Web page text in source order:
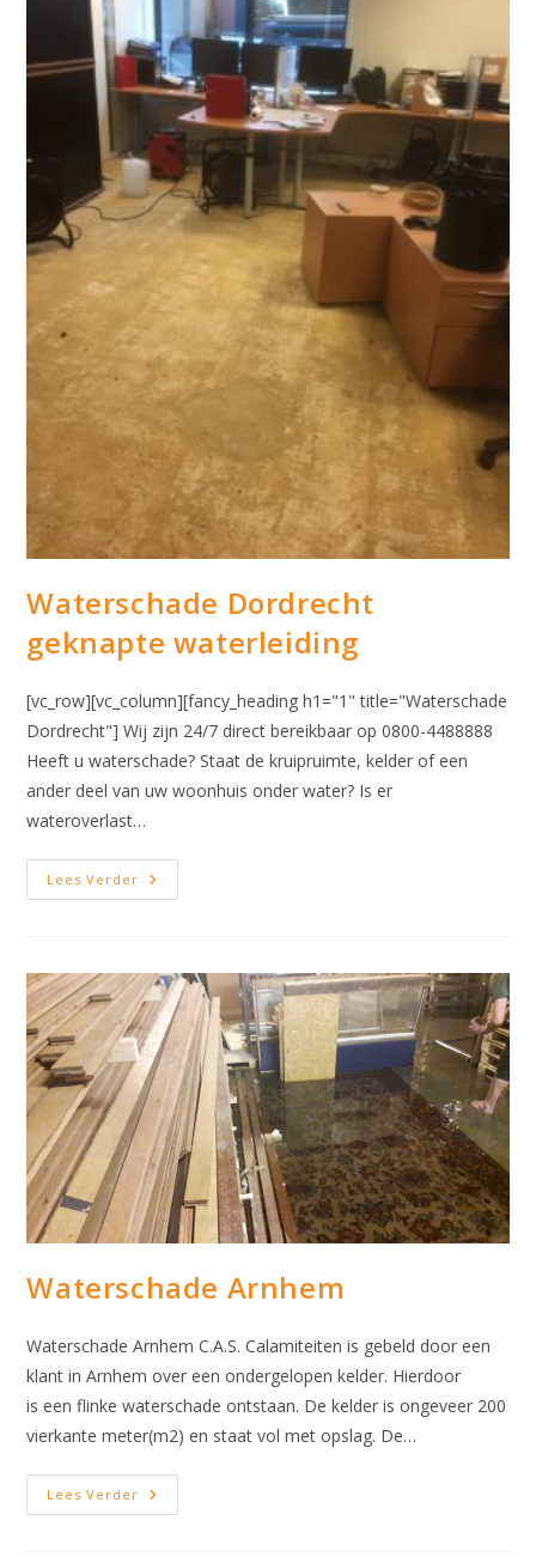
Waterschade Dordrecht
geknapte waterleiding
[vc_row][vc_column][fancy_heading h1="1" title="Waterschade
Dordrecht"] Wij zijn 24/7 direct bereikbaar op 0800-4488888
Heeft u waterschade? Staat de kruipruimte, kelder of een
ander deel van uw woonhuis onder water? Is er
wateroverlast…
Lees Verder Waterschade
Dordrecht
Waterschade Arnhem
Waterschade Arnhem C.A.S. Calamiteiten is gebeld door een
klant in Arnhem over een ondergelopen kelder. Hierdoor
is een flinke waterschade ontstaan. De kelder is ongeveer 200
vierkante meter(m2) en staat vol met opslag. De…
Lees Verder Waterschade
Arnhem